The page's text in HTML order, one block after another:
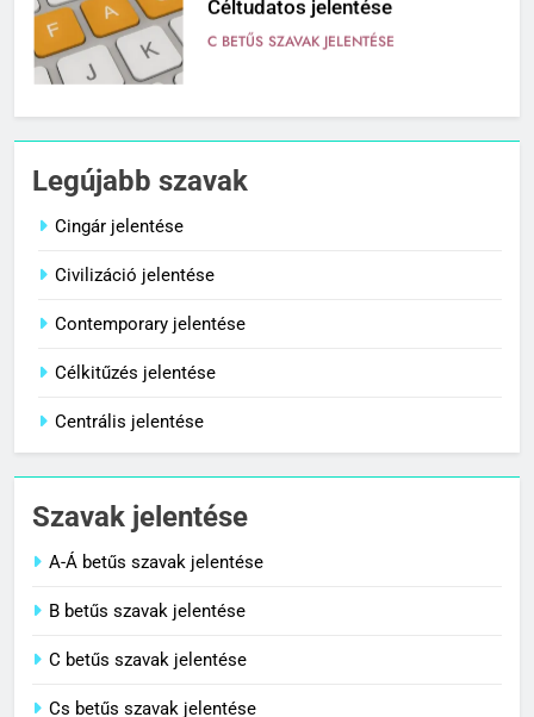
Céltudatos jelentése
7
Centenárium jelentése
C BETŰS SZAVAK JELENTÉSE
1
Cingár jelentése
C BETŰS SZAVAK JELENTÉSE
2
Civilizáció jelentése
Legújabb szavak
Szavak jelentése